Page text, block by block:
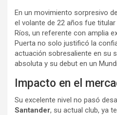
k
p
i
r
En un movimiento sorpresivo
el volante de 22 años fue
Ríos, un referente con amplia
Puerta no solo justificó la
actuación sobresaliente en su
absoluta y su debut en un
Impacto en el
Su excelente nivel no pasó
Santander, su actual club, ya